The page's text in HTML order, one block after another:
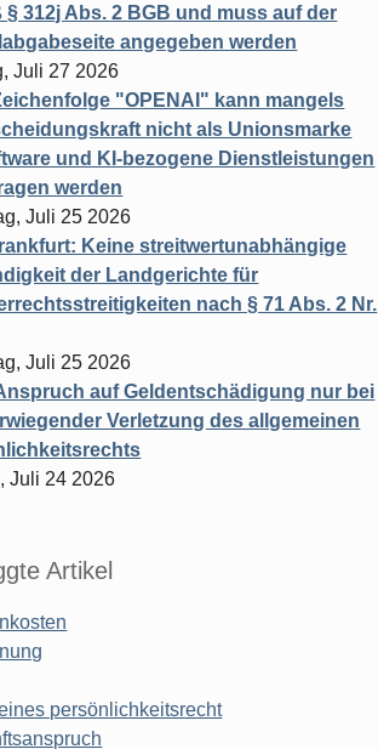
§ 312j Abs. 2 BGB und muss auf der
angegeben werden
Juli 27 2026
"OPENAI" kann mangels
nicht als Unionsmarke
und KI-bezogene Dienstleistungen
werden
Juli 25 2026
Keine streitwertunabhängige
der Landgerichte für
nach § 71 Abs. 2 Nr.
Juli 25 2026
auf Geldentschädigung nur bei
Verletzung des allgemeinen
Juli 24 2026
Artikel
persönlichkeitsrecht